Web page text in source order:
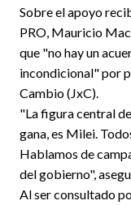
Sobre el apoyo
PRO, Mauricio
que "no hay un
incondicional" por
Cambio (JxC).
"La figura central
gana, es Milei.
Hablamos de
del gobierno",
Al ser consultado